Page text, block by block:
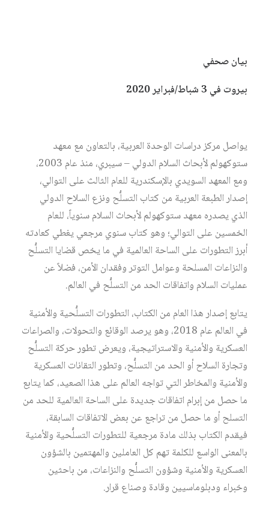
بيان صحفي
بيروت في 3 شباط/فبراير 2020
يواصل مركز دراسات الوحدة العربية، بالتعاون مع معهد
ستوكهولم لأبحاث السلام الدولي – سيبري، منذ عام 2003،
ومع المعهد السويدي بالإسكندرية للعام الثالث على التوالي،
إصدار الطبعة العربية من كتاب التسلُّح ونزع السلاح الدولي
الذي يصدره معهد ستوكهولم لأبحاث السلام سنوياً، للعام
الخمسين على التوالي؛ وهو كتاب سنوي مرجعي يغطي كعادته
أبرز التطورات على الساحة العالمية في ما يخص قضايا التسلُّح
والنزاعات المسلحة وعوامل التوتر وفقدان الأمن، فضلاً عن
عمليات السلام واتفاقات الحد من التسلُّح في العالم.
يتابع إصدار هذا العام من الكتاب، التطورات التسلُّحية والأمنية
في العالم عام 2018، وهو يرصد الوقائع والتحولات، والصراعات
العسكرية والأمنية والاستراتيجية، ويعرض تطور حركة التسلُّح
وتجارة السلاح أو الحد من التسلُّح، وتطور التقانات العسكرية
والأمنية والمخاطر التي تواجه العالم على هذا الصعيد، كما يتابع
ما حصل من إبرام اتفاقات جديدة على الساحة العالمية للحد من
التسلح أو ما حصل من تراجع عن بعض الاتفاقات السابقة،
فيقدم الكتاب بذلك مادة مرجعية للتطورات التسلُّحية والأمنية
بالمعنى الواسع للكلمة تهم كل العاملين والمهتمين بالشؤون
العسكرية والأمنية وشؤون التسلُّح والنزاعات، من باحثين
وخبراء ودبلوماسيين وقادة وصناع قرار.